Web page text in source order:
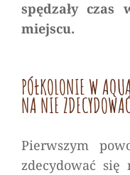
spędzały czas
miejscu.
PÓŁKOLONIE W
NA NIE
Pierwszym
zdecydować się